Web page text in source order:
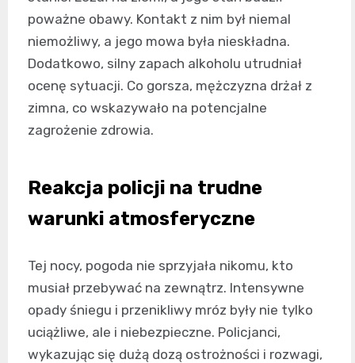
poważne obawy. Kontakt z nim był niemal
niemożliwy, a jego mowa była nieskładna.
Dodatkowo, silny zapach alkoholu utrudniał
ocenę sytuacji. Co gorsza, mężczyzna drżał z
zimna, co wskazywało na potencjalne
zagrożenie zdrowia.
Reakcja policji na trudne
warunki atmosferyczne
Tej nocy, pogoda nie sprzyjała nikomu, kto
musiał przebywać na zewnątrz. Intensywne
opady śniegu i przenikliwy mróz były nie tylko
uciążliwe, ale i niebezpieczne. Policjanci,
wykazując się dużą dozą ostrożności i rozwagi,